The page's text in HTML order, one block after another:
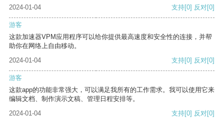
2024-01-04 支持[0] 反对[0]
游客
这款加速器VPM应用程序可以给你提供最高速度和安全性的连接，并帮
助你在网络上自由移动。
2024-01-04
支持[0] 反对[0]
游客
这款app的功能非常强大，可以满足我所有的工作需求。我可以使用它来
编辑文档、制作演示文稿、管理日程安排等。
2024-01-04
支持[0] 反对[0]